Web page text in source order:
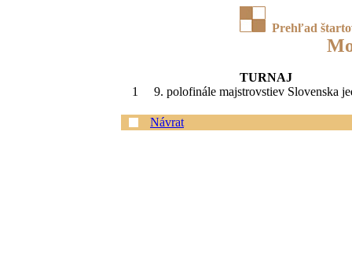
Prehľad
TURNAJ
1
9. polofinále majstrovstiev Slovenska
Návrat